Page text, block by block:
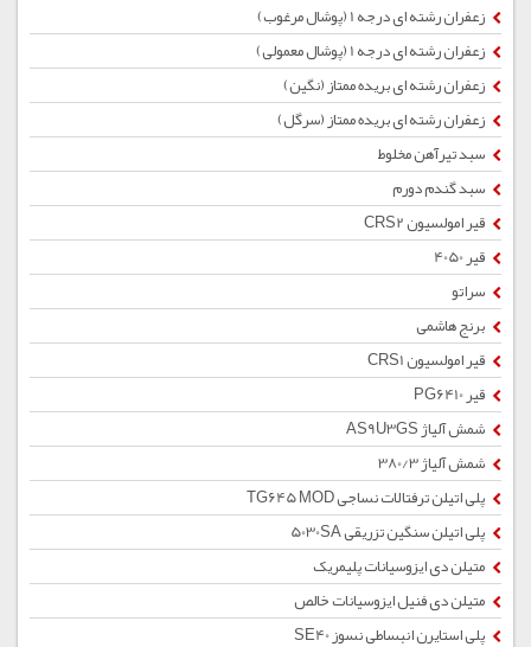
زعفران رشته ای درجه 1 (پوشال مرغوب)
زعفران رشته ای درجه 1 (پوشال معمولی)
زعفران رشته ای بریده ممتاز (نگین)
زعفران رشته ای بریده ممتاز (سرگل)
سبد تیرآهن مخلوط
سبد گندم دورم
قیر امولسیون CRS2
قیر 4050
سراتو
برنج هاشمی
قیر امولسیون CRS1
قیر PG6410
شمش آلیاژ AS9U3GS
شمش آلیاژ 380/3
پلی اتیلن ترفتالات نساجی TG645 MOD
پلی اتیلن سنگین تزریقی 5030SA
متیلن دی ایزوسیانات پلیمریک
متیلن دی فنیل ایزوسیانات خالص
پلی استایرن انبساطی نسوز SE40